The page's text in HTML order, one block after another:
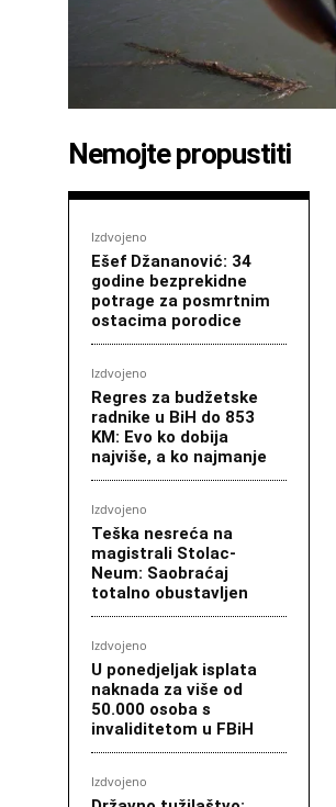
Nemojte propustiti
Izdvojeno
Ešef Džananović: 34
godine bezprekidne
potrage za posmrtnim
ostacima porodice
Izdvojeno
Regres za budžetske
radnike u BiH do 853
KM: Evo ko dobija
najviše, a ko najmanje
Izdvojeno
Teška nesreća na
magistrali Stolac-
Neum: Saobraćaj
totalno obustavljen
Izdvojeno
U ponedjeljak isplata
naknada za više od
50.000 osoba s
invaliditetom u FBiH
Izdvojeno